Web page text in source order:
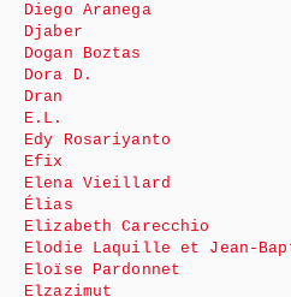
Diego Aranega
Djaber
Dogan Boztas
Dora D.
Dran
E.L.
Edy Rosariyanto
Efix
Elena Vieillard
Élias
Elizabeth Carecchio
Elodie Laquille et Jean-
Eloïse Pardonnet
Elzazimut